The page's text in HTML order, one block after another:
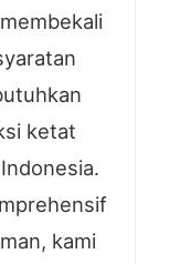
ketat
kami